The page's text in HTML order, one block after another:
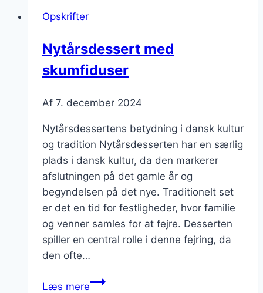
Opskrifter
Nytårsdessert med
skumfiduser
Af 7. december 2024
Nytårsdessertens betydning i dansk kultur
og tradition Nytårsdesserten har en særlig
plads i dansk kultur, da den markerer
afslutningen på det gamle år og
begyndelsen på det nye. Traditionelt set
er det en tid for festligheder, hvor familie
og venner samles for at fejre. Desserten
spiller en central rolle i denne fejring, da
den ofte…
Læs mereNytårsdessert